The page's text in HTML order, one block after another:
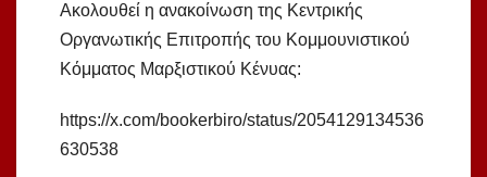
Ακολουθεί η ανακοίνωση της Κεντρικής
Οργανωτικής Επιτροπής του Κομμουνιστικού
Κόμματος Μαρξιστικού Κένυας:
https://x.com/bookerbiro/status/2054129134536
630538